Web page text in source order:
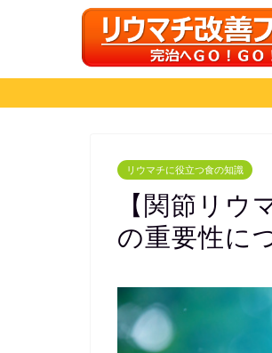
リウマチに役立つ食の知識
【関節リウ
の重要性に